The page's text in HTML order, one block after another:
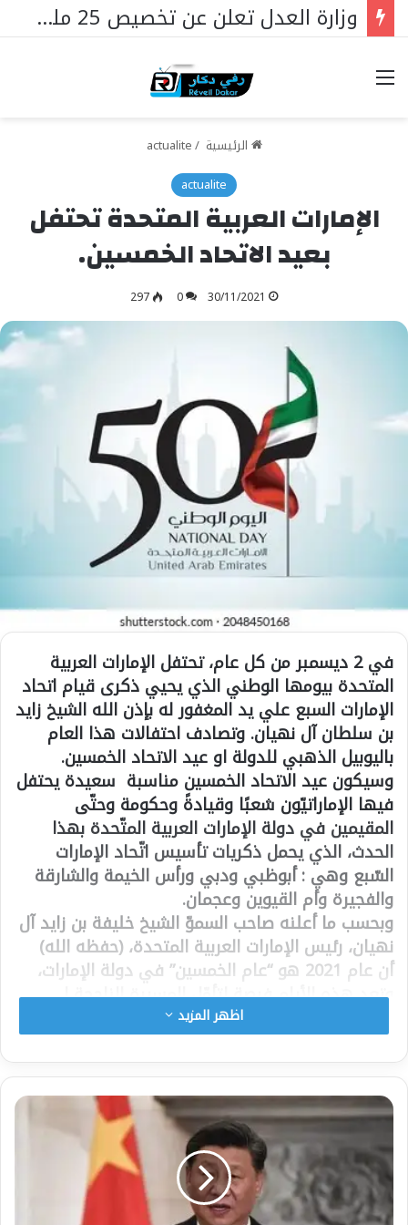
وزارة العدل تعلن عن تخصيص 25 مليار فرنك سيفا لإنشاء سجون جديدة في السنغال …
خيارات
الرئيسية /
actualite
actualite
الإمارات العربية المتحدة تحتفل
بعيد الاتحاد الخمسين.
30/11/2021
0
297
في 2 ديسمبر من كل عام، تحتفل الإمارات العربية
المتحدة بيومها الوطني الذي يحيي ذكرى قيام اتحاد
الإمارات السبع علي يد المغفور له بإذن الله الشيخ زايد
بن سلطان آل نهيان. وتصادف احتفالات هذا العام
باليوبيل الذهبي للدولة او عيد الاتحاد الخمسين.
وسيكون عيد الاتحاد الخمسين مناسبة سعيدة يحتفل
فيها الإماراتيّون شعبًا وقيادةً وحكومة وحتّى
المقيمين في دولة الإمارات العربية المتّحدة بهذا
الحدث، الذي يحمل ذكريات تأسيس اتّحاد الإمارات
السّبع وهي : أبوظبي ودبي ورأس الخيمة والشارقة
والفجيرة وأم القيوين وعجمان.
وبحسب ما أعلنه صاحب السموّ الشيخ خليفة بن زايد آل
نهيان، رئيس الإمارات العربية المتحدة، (حفظه الله)
أن عام 2021 هو “عام الخمسين” في دولة الإمارات،
وتعد هذه الأيام فرصة لتأمّل المسيرة الناجحة لـ
“الحالمون الأوائل”، ونحن إذ نحتفل بذكرى مرور خمسون
عاما على تأسيس دولة الإمارات منذ عام 1971، تتطلع
الدولة إلى السنوات الخمسين المقبلة، متحلّيةً بنفس
الطموح والعزم و التفاؤل.
ويقول الإعلاميون الإماراتيون أن عيد الاتحاد الخمسين
يجسد مسيرة 50 عاما من الاستثمار في بناء الإنسان
ويعدّ نقطة تحوّل إستراتيجية للاحتفاء بالرّحلة الإنسانية
الفريدة للخمسين عامًا الأولى من تاريخ الإمارات، كما
سيبدأ فيه إعداد أمة للتحوّل الفاعل والمستدام الذي
اظهر المزيد